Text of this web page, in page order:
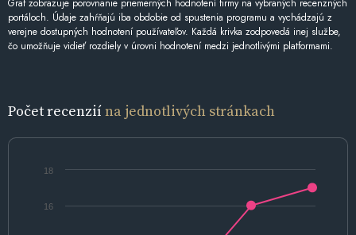
Graf zobrazuje porovnanie priemerných hodnotení firmy na vybraných recenzných
portáloch. Údaje zahŕňajú iba obdobie od spustenia programu a vychádzajú z
verejne dostupných hodnotení používateľov. Každá krivka zodpovedá inej službe,
čo umožňuje vidieť rozdiely v úrovni hodnotení medzi jednotlivými platformami.
Počet recenziína jednotlivých stránkach
16
18